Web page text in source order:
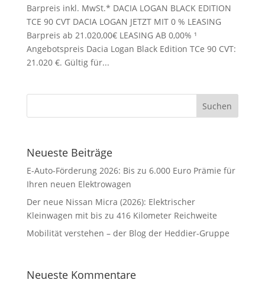
Barpreis inkl. MwSt.* DACIA LOGAN BLACK EDITION
TCE 90 CVT DACIA LOGAN JETZT MIT 0 % LEASING
Barpreis ab 21.020,00€ LEASING AB 0,00% ¹
Angebotspreis Dacia Logan Black Edition TCe 90 CVT:
21.020 €. Gültig für...
Neueste Beiträge
E-Auto-Förderung 2026: Bis zu 6.000 Euro Prämie für
Ihren neuen Elektrowagen
Der neue Nissan Micra (2026): Elektrischer
Kleinwagen mit bis zu 416 Kilometer Reichweite
Mobilität verstehen – der Blog der Heddier-Gruppe
Neueste Kommentare